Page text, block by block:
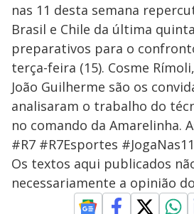
nas 11 desta semana
Brasil e Chile da última
preparativos para o
terça-feira (15). Cosme
João Guilherme são os
analisaram o trabalho do
no comando da Amarelinha.
#R7 #R7Esportes #JogaNas11
Os textos aqui publicados
necessariamente a opinião